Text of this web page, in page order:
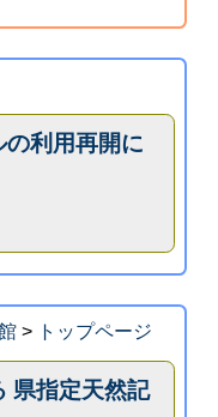
利用再開に
> トップページ
県指定天然記